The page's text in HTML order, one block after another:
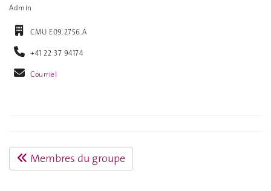
Admin
CMU E09.2756.A
+41 22 37 94174
Courriel
Membres du groupe